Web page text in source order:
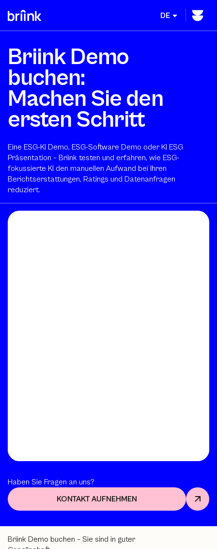
DE
Briink Demo
buchen:
Machen Sie den
ersten Schritt
Eine ESG-KI Demo, ESG-Software Demo oder KI ESG
Präsentation – Briink testen und erfahren, wie ESG-
fokussierte KI den manuellen Aufwand bei Ihren
Berichtserstattungen, Ratings und Datenanfragen
reduziert.
Haben Sie Fragen an uns?
KONTAKT AUFNEHMEN
Briink Demo buchen – Sie sind in guter